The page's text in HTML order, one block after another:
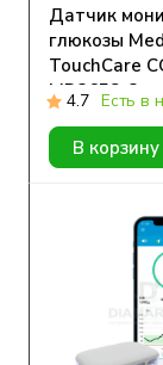
Датчик
глюкозы
TouchCare
MD3658, 2 шт.
4.7 Есть в
В корзину